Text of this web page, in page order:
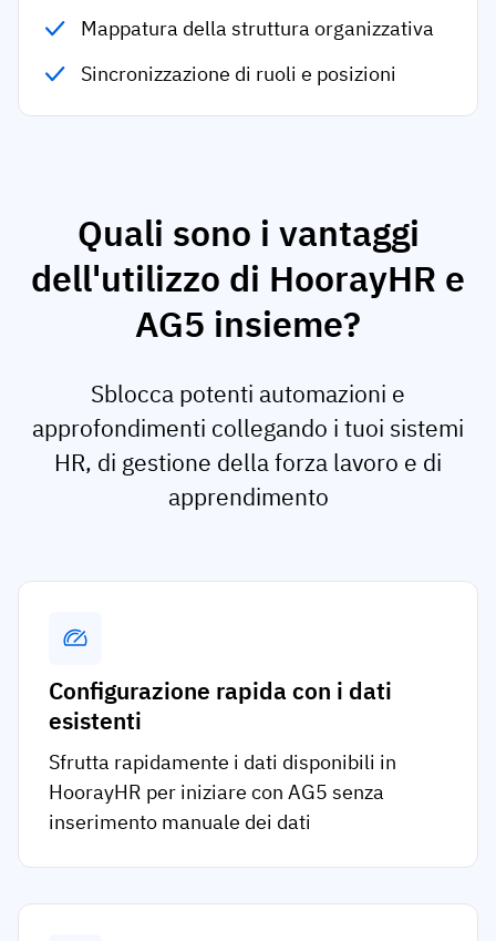
Mappatura della struttura organizzativa
Sincronizzazione di ruoli e posizioni
Quali sono i vantaggi
dell'utilizzo di HoorayHR e
AG5 insieme?
Sblocca potenti automazioni e
approfondimenti collegando i tuoi sistemi
HR, di gestione della forza lavoro e di
apprendimento
Configurazione rapida con i dati
esistenti
Sfrutta rapidamente i dati disponibili in
HoorayHR per iniziare con AG5 senza
inserimento manuale dei dati